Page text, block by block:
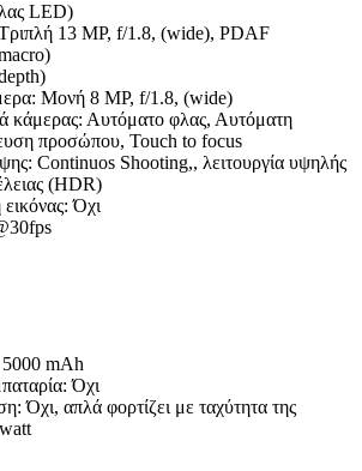
LED)
13 MP, f/1.8, (wide), PDAF
Μονή 8 MP, f/1.8, (wide)
κάμερας: Αυτόματο φλας, Αυτόματη
προσώπου, Touch to focus
Continuos Shooting,, λειτουργία υψηλής
(HDR)
Όχι
5000 mAh
Όχι
Όχι, απλά φορτίζει με ταχύτητα της